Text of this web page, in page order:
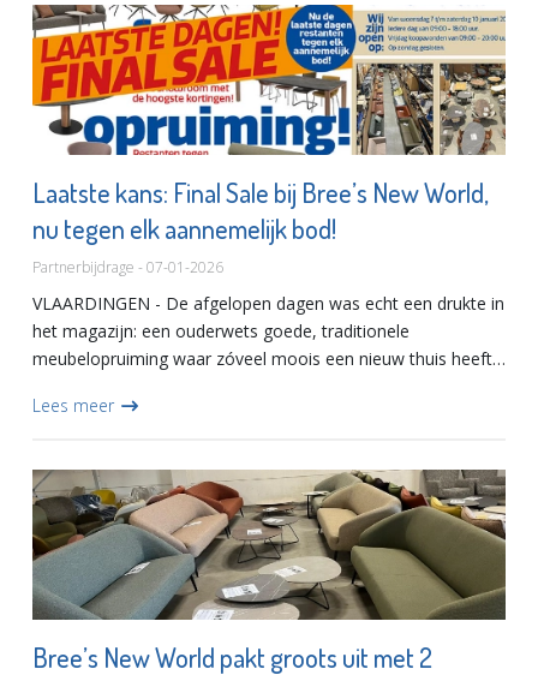
Laatste kans: Final Sale bij Bree’s New World,
nu tegen elk aannemelijk bod!
Partnerbijdrage - 07-01-2026
VLAARDINGEN - De afgelopen dagen was echt een drukte in
het magazijn: een ouderwets goede, traditionele
meubelopruiming waar zóveel moois een nieuw thuis heeft
die herkenba...
Lees meer
Bree’s New World pakt groots uit met 2